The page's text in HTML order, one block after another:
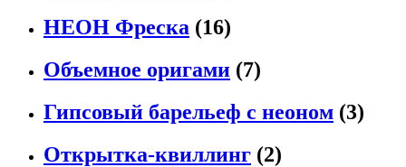
НЕОН Фреска (16)
Объемное оригами (7)
Гипсовый барельеф с неоном (3)
Открытка-квиллинг (2)